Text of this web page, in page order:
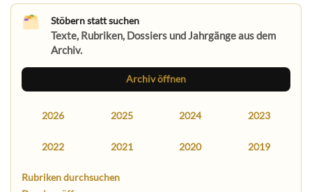
Stöbern statt suchen
Texte, Rubriken, Dossiers und Jahrgänge aus dem
Archiv.
Archiv öffnen
2026 2025 2024 2023
2022 2021 2020 2019
Rubriken durchsuchen